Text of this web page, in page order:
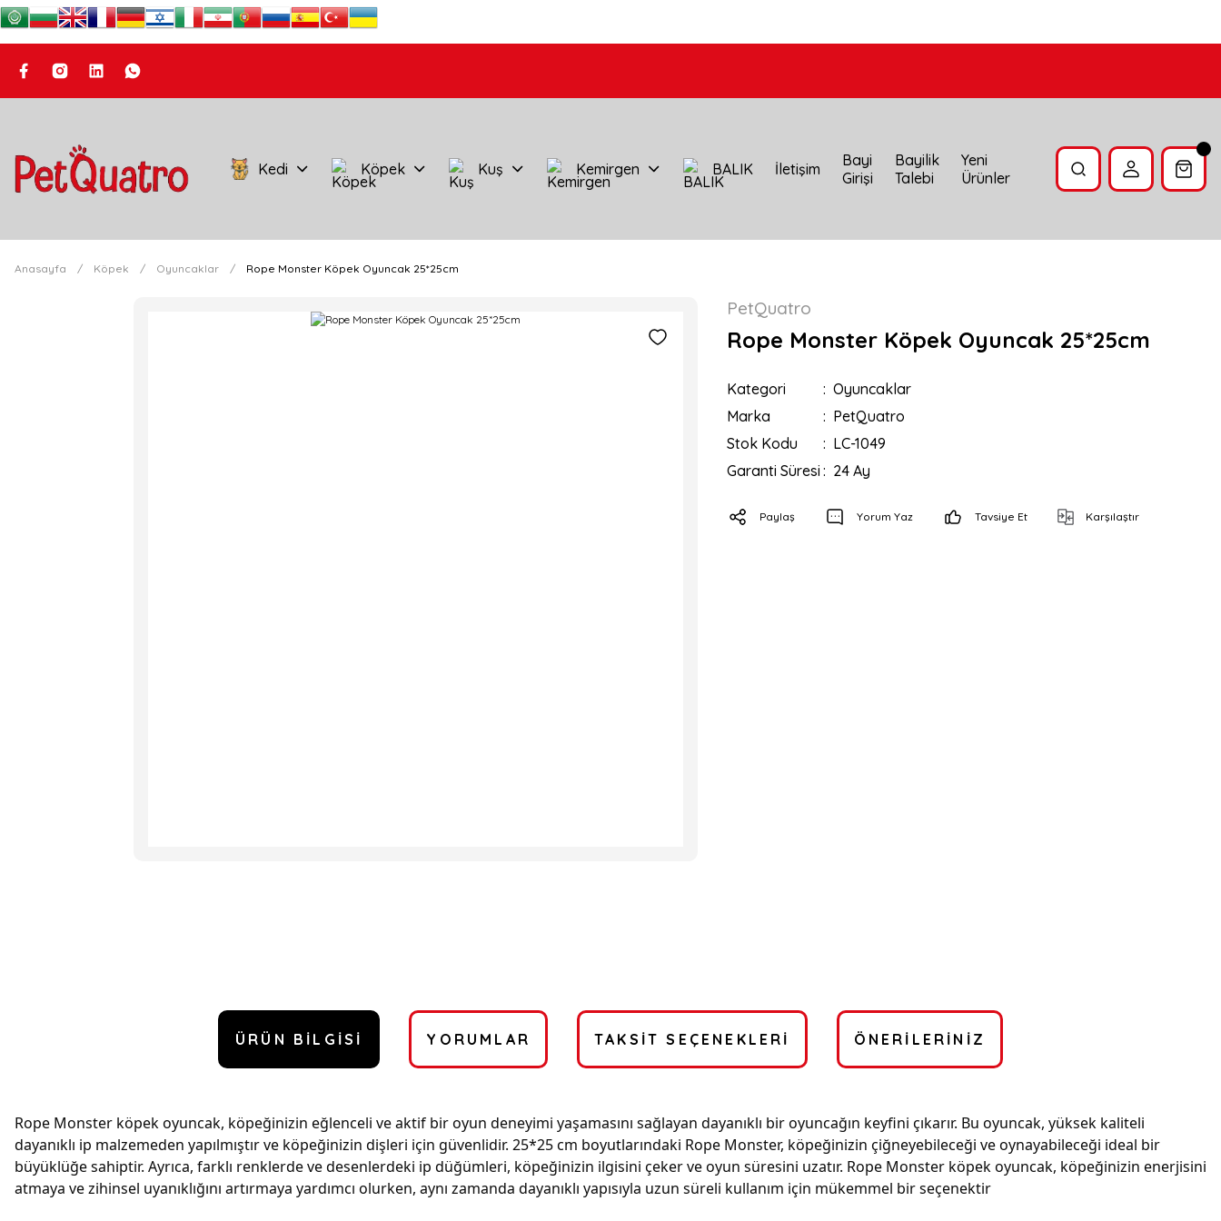
Kedi Köpek Kuş Kemirgen BALIK İletişim
Bayi
Girişi
Bayilik
Talebi
Yeni
Ürünler
Anasayfa Köpek Oyuncaklar Rope Monster Köpek Oyuncak 25*25cm
PetQuatro
Rope Monster Köpek Oyuncak 25*25cm
Kategori
Oyuncaklar
Marka
PetQuatro
Stok Kodu
LC-1049
Garanti Süresi
24 Ay
Paylaş Yorum Yaz Tavsiye Et Karşılaştır
ÜRÜN BILGISI YORUMLAR TAKSIT SEÇENEKLERI ÖNERILERINIZ
Rope Monster köpek oyuncak, köpeğinizin eğlenceli ve aktif bir oyun deneyimi yaşamasını sağlayan dayanıklı bir oyuncağın keyfini çıkarır. Bu oyuncak, yüksek kaliteli
dayanıklı ip malzemeden yapılmıştır ve köpeğinizin dişleri için güvenlidir. 25*25 cm boyutlarındaki Rope Monster, köpeğinizin çiğneyebileceği ve oynayabileceği ideal bir
büyüklüğe sahiptir. Ayrıca, farklı renklerde ve desenlerdeki ip düğümleri, köpeğinizin ilgisini çeker ve oyun süresini uzatır. Rope Monster köpek oyuncak, köpeğinizin enerjisini
atmaya ve zihinsel uyanıklığını artırmaya yardımcı olurken, aynı zamanda dayanıklı yapısıyla uzun süreli kullanım için mükemmel bir seçenektir